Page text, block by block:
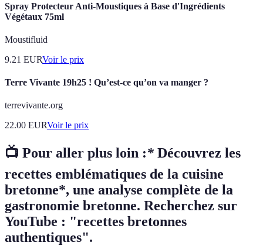
Spray Protecteur Anti-Moustiques à Base d'Ingrédients
Végétaux 75ml
Moustifluid
9.21 EURVoir le prix
Terre Vivante 19h25 ! Qu’est-ce qu’on va manger ?
terrevivante.org
22.00 EURVoir le prix
📺 Pour aller plus loin :* Découvrez les
recettes emblématiques de la cuisine
bretonne*, une analyse complète de la
gastronomie bretonne. Recherchez sur
YouTube : "recettes bretonnes
authentiques".